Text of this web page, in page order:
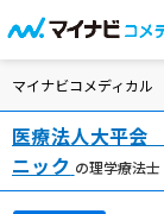
マイナビコメディカル
医療法人大平会
ニック の理学療法